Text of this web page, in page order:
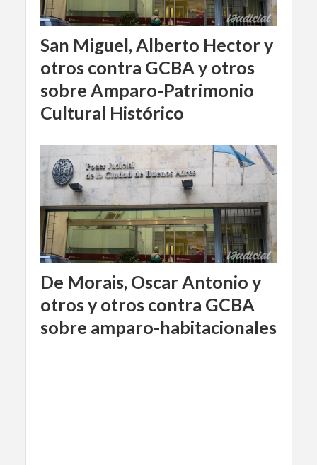
San Miguel, Alberto Hector y
otros contra GCBA y otros
sobre Amparo-Patrimonio
Cultural Histórico
De Morais, Oscar Antonio y
otros y otros contra GCBA
sobre amparo-habitacionales